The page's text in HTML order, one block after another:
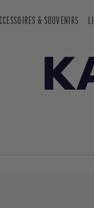
& SOUVENIRS